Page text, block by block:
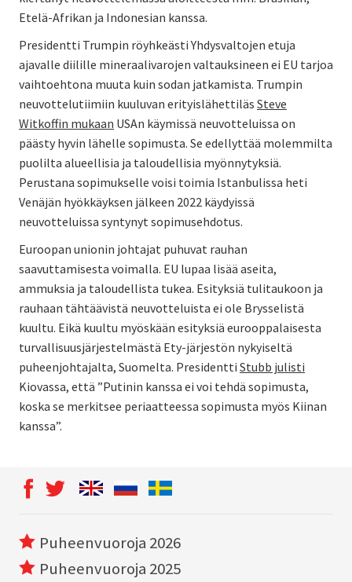
Etelä-Afrikan ja Indonesian kanssa.
Presidentti Trumpin röyhkeästi Yhdysvaltojen etuja
ajavalle diilille mineraalivarojen valtauksineen ei EU tarjoa
vaihtoehtona muuta kuin sodan jatkamista. Trumpin
neuvottelutiimiin kuuluvan erityislähettiläs Steve
Witkoffin mukaan USAn käymissä neuvotteluissa on
päästy hyvin lähelle sopimusta. Se edellyttää molemmilta
puolilta alueellisia ja taloudellisia myönnytyksiä.
Perustana sopimukselle voisi toimia Istanbulissa heti
Venäjän hyökkäyksen jälkeen 2022 käydyissä
neuvotteluissa syntynyt sopimusehdotus.
Euroopan unionin johtajat puhuvat rauhan
saavuttamisesta voimalla. EU lupaa lisää aseita,
ammuksia ja taloudellista tukea. Esityksiä tulitaukoon ja
rauhaan tähtäävistä neuvotteluista ei ole Brysselistä
kuultu. Eikä kuultu myöskään esityksiä eurooppalaisesta
turvallisuusjärjestelmästä Ety-järjestön nykyiseltä
puheenjohtajalta, Suomelta. Presidentti Stubb julisti
Kiovassa, että ”Putinin kanssa ei voi tehdä sopimusta,
koska se merkitsee periaatteessa sopimusta myös Kiinan
kanssa”.
Puheenvuoroja 2026
Puheenvuoroja 2025